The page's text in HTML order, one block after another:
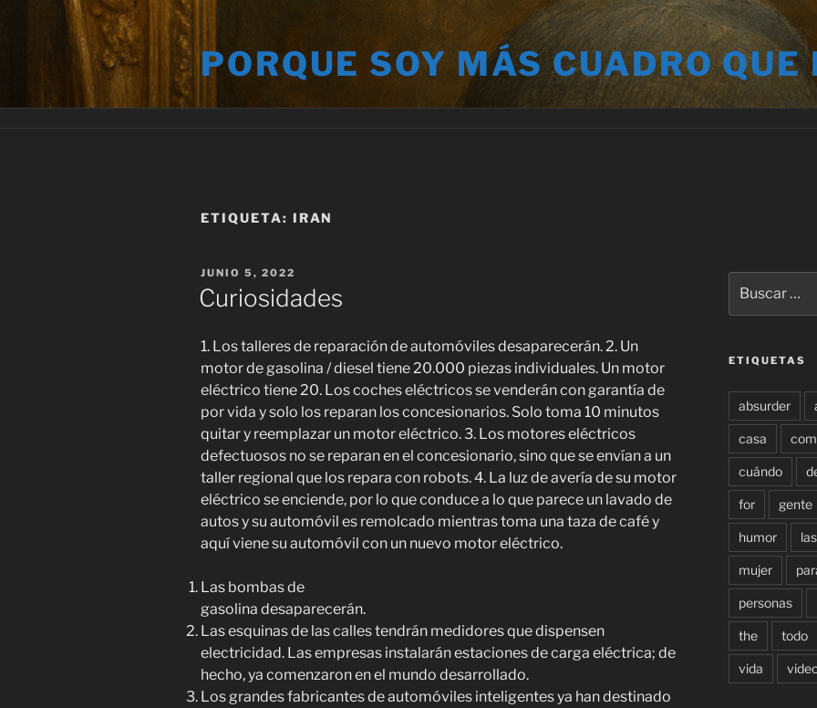
PORQUE SOY MÁS CUADRO QUE
ETIQUETA: IRAN
PUBLICADO
EL
JUNIO 5, 2022
Curiosidades
1. Los talleres de reparación de automóviles desaparecerán. 2. Un
motor de gasolina / diesel tiene 20.000 piezas individuales. Un motor
eléctrico tiene 20. Los coches eléctricos se venderán con garantía de
por vida y solo los reparan los concesionarios. Solo toma 10 minutos
quitar y reemplazar un motor eléctrico. 3. Los motores eléctricos
defectuosos no se reparan en el concesionario, sino que se envían a un
taller regional que los repara con robots. 4. La luz de avería de su motor
eléctrico se enciende, por lo que conduce a lo que parece un lavado de
autos y su automóvil es remolcado mientras toma una taza de café y
aquí viene su automóvil con un nuevo motor eléctrico.
Las bombas de
gasolina desaparecerán.
Las esquinas de las calles tendrán medidores que dispensen
electricidad. Las empresas instalarán estaciones de carga eléctrica; de
hecho, ya comenzaron en el mundo desarrollado.
Los grandes fabricantes de automóviles inteligentes ya han destinado
por:
ETIQUETAS
absurder
casa
cuándo
for gente
humor las
mujer
personas
the todo
vida